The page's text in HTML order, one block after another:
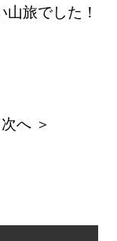
旅でした！
次へ ＞